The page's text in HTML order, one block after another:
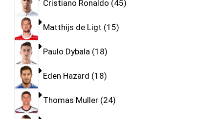
Cristiano Ronaldo 45
Matthijs de Ligt 15
Paulo Dybala 18
Eden Hazard 18
Thomas Muller 24